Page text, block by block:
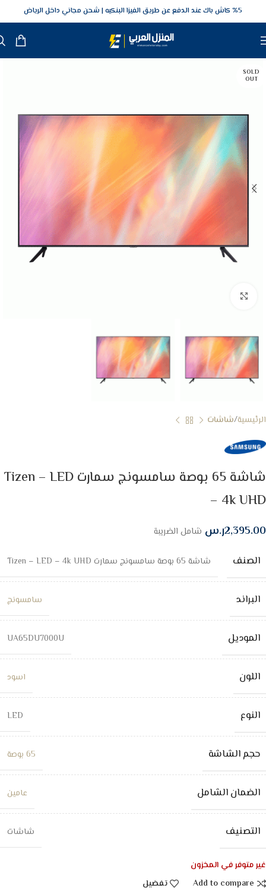
5‎% كاش باك عند الدفع عن طريق الفيزا البنكيه شحن مجاني داخل الرياض
SOLD
OUT
الرئيسية شاشات
شاشة 65 بوصة سامسونج سمارت Tizen – LED
– 4k UHD
2,395.00ر.س شامل الضريبة
الصنف شاشة 65 بوصة سامسونج سمارت Tizen – LED – 4k UHD
البراند سامسونج
الموديل UA65DU7000U
اللون اسود
النوع LED
حجم الشاشة 65 بوصة
الضمان الشامل عامين
التصنيف شاشات
غير متوفر في المخزون
Add to compare
تفضيل